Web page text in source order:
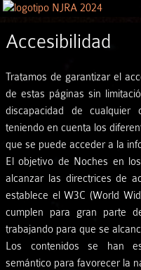
Accesibilidad
Tratamos de garantizar el
de estas páginas sin
discapacidad de cualquier
teniendo en cuenta los
que se puede acceder a la
El objetivo de Noches en
alcanzar las directrices de
establece el W3C (World
cumplen para gran parte
trabajando para que se
Los contenidos se han
semántico para favorecer la